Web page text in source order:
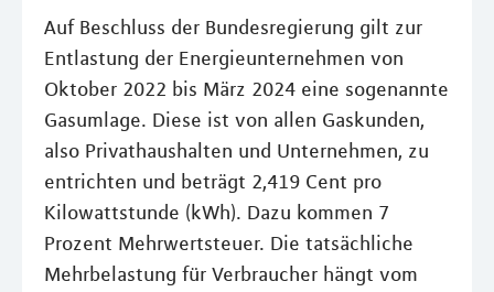
Auf Beschluss der Bundesregierung gilt zur
Entlastung der Energieunternehmen von
Oktober 2022 bis März 2024 eine sogenannte
Gasumlage. Diese ist von allen Gaskunden,
also Privathaushalten und Unternehmen, zu
entrichten und beträgt 2,419 Cent pro
Kilowattstunde (kWh). Dazu kommen 7
Prozent Mehrwertsteuer. Die tatsächliche
Mehrbelastung für Verbraucher hängt vom